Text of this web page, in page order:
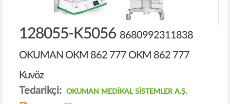
128055-K5056 8680992311838
OKUMAN OKM 862 777 OKM 862 777
Kuvöz
Tedarikçi:
OKUMAN MEDİKAL SİSTEMLER A.Ş.